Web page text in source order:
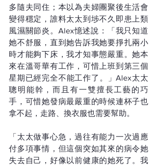
多隨夫同住；本以為夫婦團聚後生活會
變得穩定，誰料太太到埗不久即患上類
風濕關節炎。Alex憶述說：「我只知道
她不舒服，直到她告訴我她要掙扎兩小
時才能夠下床，我才知事態嚴重。她本
來在溫哥華有工作，可惜上班到第三個
星期已經完全不能工作了。」Alex太太
聰明能幹，而且有一雙擅長工藝的巧
手，可惜她發病最嚴重的時候連杯子也
拿不起，走路、換衣服也需要幫助。
「太太做事心急，過往有能力一次過應
付多項事情，但這個突如其來的病令她
失去自己，好像以前健康的她死了。我